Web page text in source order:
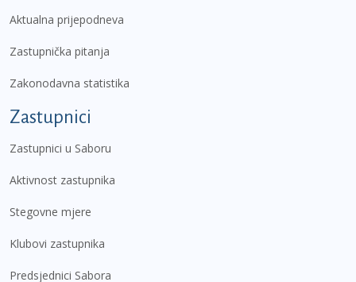
Aktualna prijepodneva
Zastupnička pitanja
Zakonodavna statistika
Zastupnici
Zastupnici u Saboru
Aktivnost zastupnika
Stegovne mjere
Klubovi zastupnika
Predsjednici Sabora